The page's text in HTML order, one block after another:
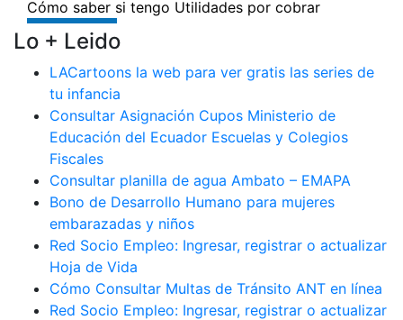
Lo + Leido
LACartoons la web para ver gratis las series de
tu infancia
Consultar Asignación Cupos Ministerio de
Educación del Ecuador Escuelas y Colegios
Fiscales
Consultar planilla de agua Ambato – EMAPA
Bono de Desarrollo Humano para mujeres
embarazadas y niños
Red Socio Empleo: Ingresar, registrar o actualizar
Hoja de Vida
Cómo Consultar Multas de Tránsito ANT en línea
Red Socio Empleo: Ingresar, registrar o actualizar